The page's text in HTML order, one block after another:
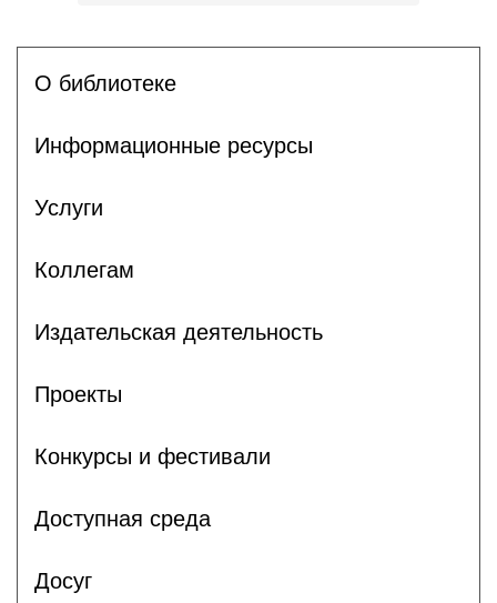
О библиотеке
Информационные ресурсы
Услуги
Коллегам
Издательская деятельность
Проекты
Конкурсы и фестивали
Доступная среда
Досуг